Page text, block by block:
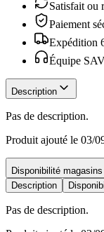
Satisfait ou
Paiement
Expédition
Équipe
Description
Pas de description.
Produit ajouté le 03/
Disponibilité magasins
Description
Pas de description.